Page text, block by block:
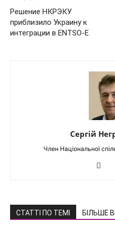
Решение НКРЭКУ
приблизило Украину к
интеграции в ENTSO-E
Сергій
Член Національної
СТАТТІ ПО ТЕМІ БІЛЬШЕ